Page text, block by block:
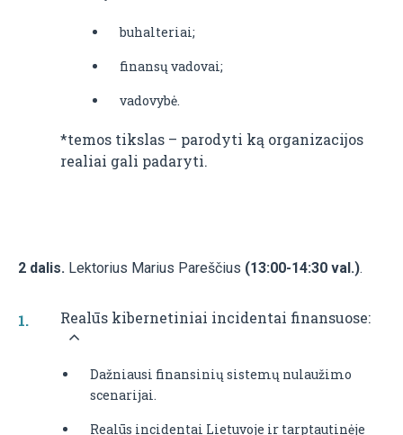
buhalteriai;
finansų vadovai;
vadovybė.
*temos tikslas – parodyti ką organizacijos
realiai gali padaryti.
2 dalis. Lektorius Marius Pareščius (13:00-14:30 val.).
Realūs kibernetiniai incidentai finansuose:
Dažniausi finansinių sistemų nulaužimo
scenarijai.
Realūs incidentai Lietuvoje ir tarptautinėje